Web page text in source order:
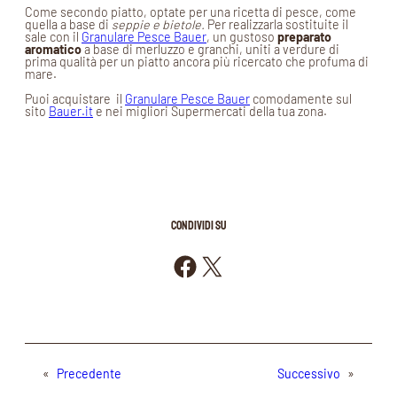
Come secondo piatto, optate per una ricetta di pesce, come
quella a base di seppie e bietole. Per realizzarla sostituite il
sale con il Granulare Pesce Bauer, un gustoso preparato
aromaticoa base di merluzzo e granchi, uniti a verdure di
prima qualità per un piatto ancora più ricercato che profuma di
mare.
Puoi acquistare il Granulare Pesce Bauer comodamente sul
sito Bauer.it e nei migliori Supermercati della tua zona.
CONDIVIDI SU
Condividi su Facebook
Condividi su X
« Precedente Successivo »